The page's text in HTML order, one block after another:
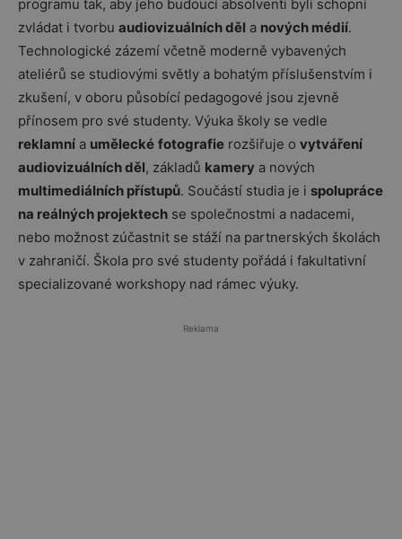
programu tak, aby jeho budoucí absolventi byli schopni
zvládat i tvorbu audiovizuálních děl a nových médií.
Technologické zázemí včetně moderně vybavených
ateliérů se studiovými světly a bohatým příslušenstvím i
zkušení, v oboru působící pedagogové jsou zjevně
přínosem pro své studenty. Výuka školy se vedle
reklamní a umělecké fotografie rozšiřuje o vytváření
audiovizuálních děl, základů kamery a nových
multimediálních přístupů. Součástí studia je i spolupráce
na reálných projektech se společnostmi a nadacemi,
nebo možnost zúčastnit se stáží na partnerských školách
v zahraničí. Škola pro své studenty pořádá i fakultativní
specializované workshopy nad rámec výuky.
Reklama